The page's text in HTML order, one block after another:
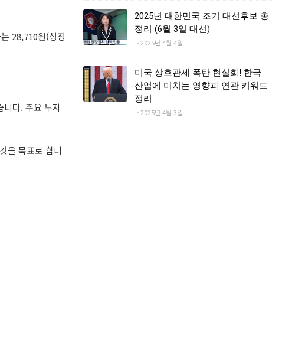
28,710원(상장
니다. 주요 투자
을 목표로 합니
2025년 대한민국 조기 대선후보 총
정리 (6월 3일 대선)
2025년 4월 4일
미국 상호관세 폭탄 현실화! 한국
산업에 미치는 영향과 연관 키워드
정리
2025년 4월 3일